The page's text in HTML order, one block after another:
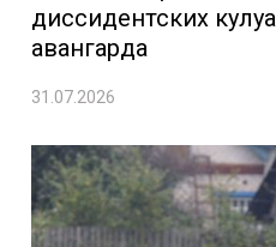
диссидентских
авангарда
31.07.2026